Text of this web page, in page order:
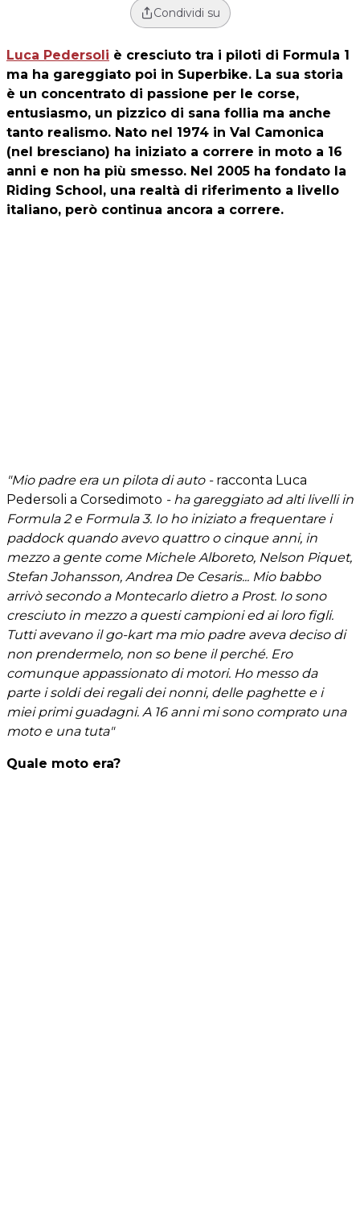
Condividi su
Luca Pedersoli è cresciuto tra i piloti di Formula 1
ma ha gareggiato poi in Superbike. La sua storia
è un concentrato di passione per le corse,
entusiasmo, un pizzico di sana follia ma anche
tanto realismo. Nato nel 1974 in Val Camonica
(nel bresciano) ha iniziato a correre in moto a 16
anni e non ha più smesso. Nel 2005 ha fondato la
Riding School, una realtà di riferimento a livello
italiano, però continua ancora a correre.
"Mio padre era un pilota di auto -racconta Luca
Pedersoli a Corsedimoto - ha gareggiato ad alti livelli in
Formula 2 e Formula 3. Io ho iniziato a frequentare i
paddock quando avevo quattro o cinque anni, in
mezzo a gente come Michele Alboreto, Nelson Piquet,
Stefan Johansson, Andrea De Cesaris... Mio babbo
arrivò secondo a Montecarlo dietro a Prost. Io sono
cresciuto in mezzo a questi campioni ed ai loro figli.
Tutti avevano il go-kart ma mio padre aveva deciso di
non prendermelo, non so bene il perché. Ero
comunque appassionato di motori. Ho messo da
parte i soldi dei regali dei nonni, delle paghette e i
miei primi guadagni. A 16 anni mi sono comprato una
moto e una tuta"
Quale moto era?